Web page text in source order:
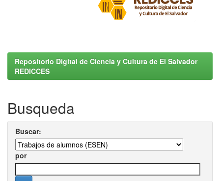
Repositorio Digital de Ciencia y Cultura de El Salvador
REDICCES
Busqueda
Buscar:
por